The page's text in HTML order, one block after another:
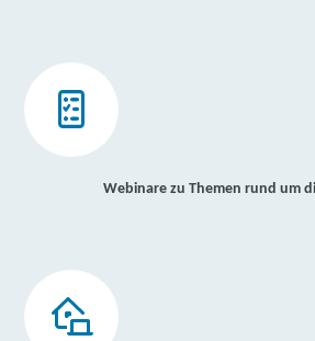
Webinare zu Themen rund um